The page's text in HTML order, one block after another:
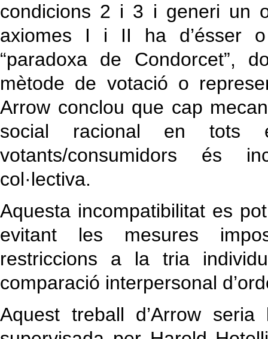
condicions 2 i 3 i generi un
axiomes I i II ha d’ésser
“paradoxa de Condorcet”,
mètode de votació o
Arrow conclou que cap
social racional en tots
votants/consumidors és
col·lectiva.
Aquesta incompatibilitat es
evitant les mesures
restriccions a la tria
comparació interpersonal
Aquest treball d’Arrow